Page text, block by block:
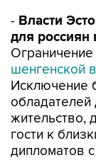
- Власти
для россиян
Ограничение
шенгенской
Исключение
обладателей
жительство,
гости к
дипломатов